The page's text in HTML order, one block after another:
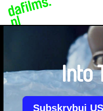
Into
Subskrybuj